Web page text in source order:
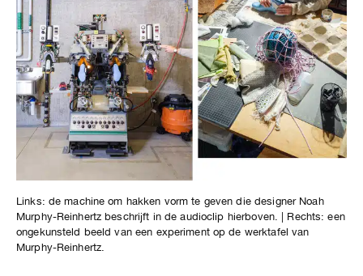
Links: de machine om hakken vorm te geven die designer Noah
Murphy-Reinhertz beschrijft in de audioclip hierboven. | Rechts: een
ongekunsteld beeld van een experiment op de werktafel van
Murphy-Reinhertz.